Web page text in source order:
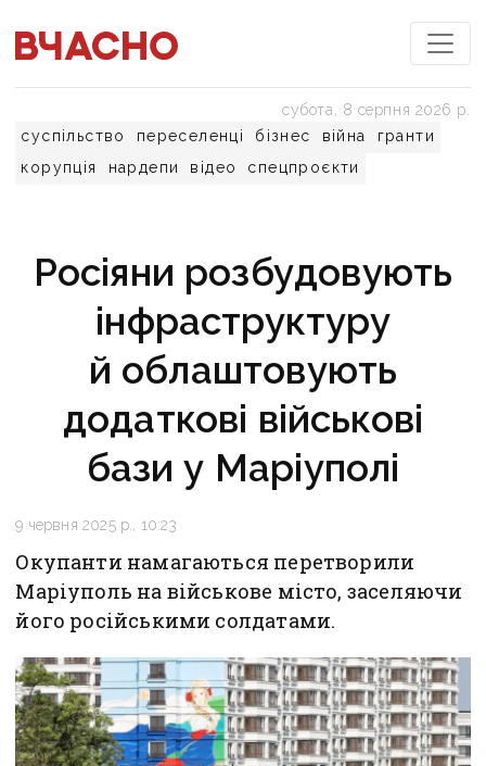
суспільство переселенці бізнес війна
гранти
корупція
нардепи відео спецпроєкти
субота, 8 серпня 2026 р.
Росіяни розбудовують
інфраструктуру
й облаштовують
додаткові військові
бази у Маріуполі
9 червня 2025 р., 10:23
Окупанти намагаються перетворили
Маріуполь на військове місто, заселяючи
його російськими солдатами.